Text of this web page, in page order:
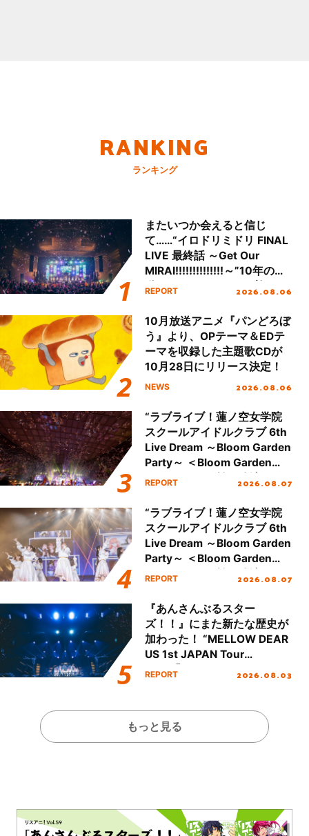
RANKING
ランキング
またいつか会えると信じ
て……“イロドリミドリ FINAL
LIVE 最終話 ～Get Our
MIRAI!!!!!!!!!!!!!!～”10年の活
動を経てファイナルを迎える
REPORT 2026.08.06
10月放送アニメ『パンどろぼ
う』より、OPテーマ＆EDテ
ーマを収録した主題歌CDが
10月28日にリリース決定！
NEWS 2026.08.06
“ラブライブ！蓮ノ空女学院
スクールアイドルクラブ 6th
Live Dream ～Bloom Garden
Party～ ＜Bloom Garden
Party Stage／埼玉公演＞”
REPORT 2026.08.07
“ラブライブ！蓮ノ空女学院
スクールアイドルクラブ 6th
Live Dream ～Bloom Garden
Party～ ＜Bloom Garden
Party Stage／埼玉公演＞”
REPORT 2026.08.07
『あんさんぶるスター
ズ！！』にまた新たな歴史が
加わった！ “MELLOW DEAR
US 1st JAPAN Tour
Final「NICE to meet YOU
REPORT 2026.08.03
もっと見る